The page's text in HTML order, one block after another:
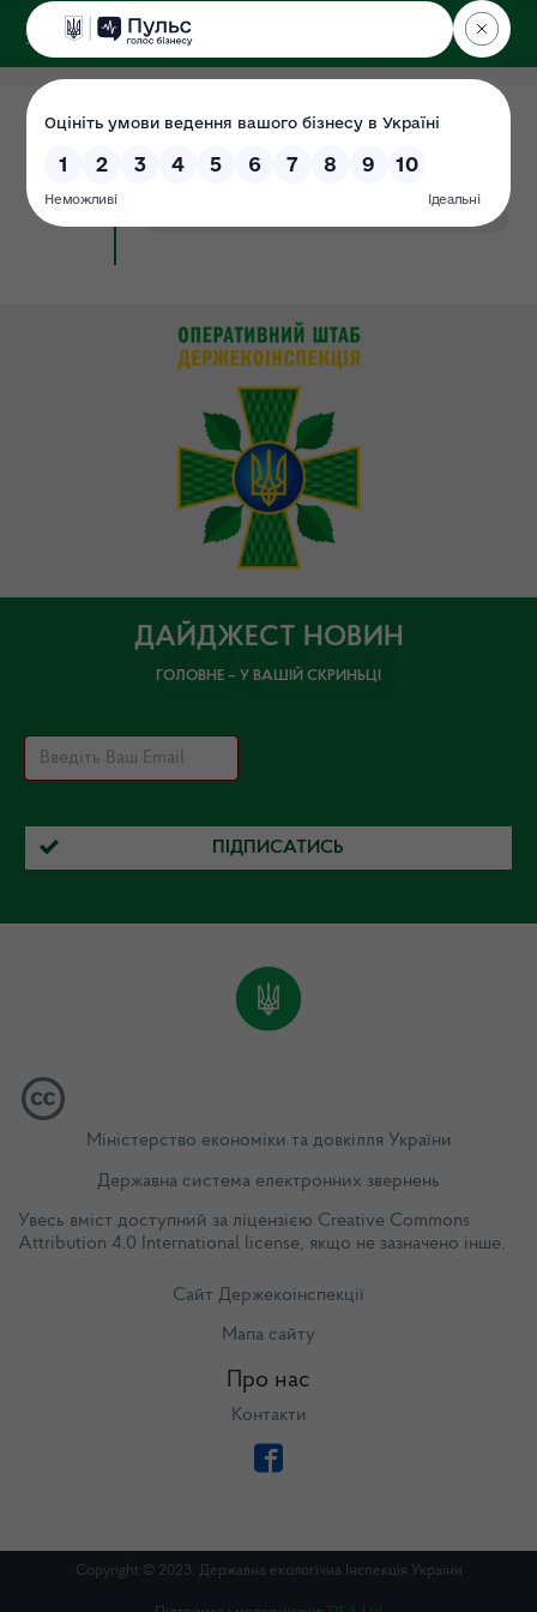
ДЕРЖЕКОІНСПЕКЦІЯ
Поліського округу
14.02.2022
Документ
за 2021 р. (Форма №2-дс)
ДАЙДЖЕСТ НОВИН
ГОЛОВНЕ – У ВАШІЙ СКРИНЬЦІ
ПІДПИСАТИСЬ
Міністерство економіки та довкілля України
Державна система електронних звернень
Увесь вміст доступний за ліцензією Creative Commons
Attribution 4.0 International license, якщо не зазначено інше.
Сайт Держекоінспекції
Мапа сайту
Про нас
Контакти
Copyright © 2023. Державна екологічна Інспекція України